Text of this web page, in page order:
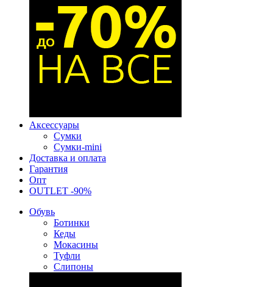
Аксессуары
Сумки
Сумки-mini
Доставка и оплата
Гарантия
Опт
OUTLET -90%
Обувь
Ботинки
Кеды
Мокасины
Туфли
Слипоны